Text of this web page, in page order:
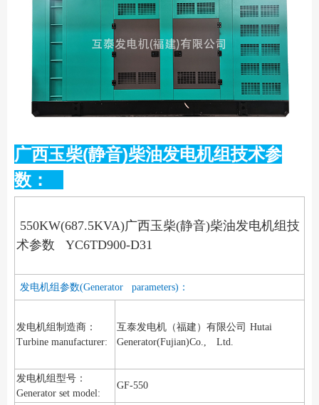
广西玉柴(静音)柴油发电机组技术参
数：
550KW(687.5KVA)广西玉柴(静音)柴油发电机组技
术参数 YC6TD900-D31
发电机组参数(Generator parameters)：
发电机组制造商：
Turbine manufacturer:
互泰发电机（福建）有限公司 Hutai
Generator(Fujian)Co., Ltd.
发电机组型号：
Generator set model:
GF-550